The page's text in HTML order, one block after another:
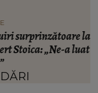
surprinzătoare la
Stoica: „Ne-a luat